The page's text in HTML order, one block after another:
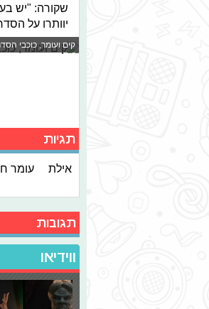
שקורה: "יש
יוותרו על
קים ועומר, כוכבי
תגיות
אילת עומר
תגובות
ווידיאו